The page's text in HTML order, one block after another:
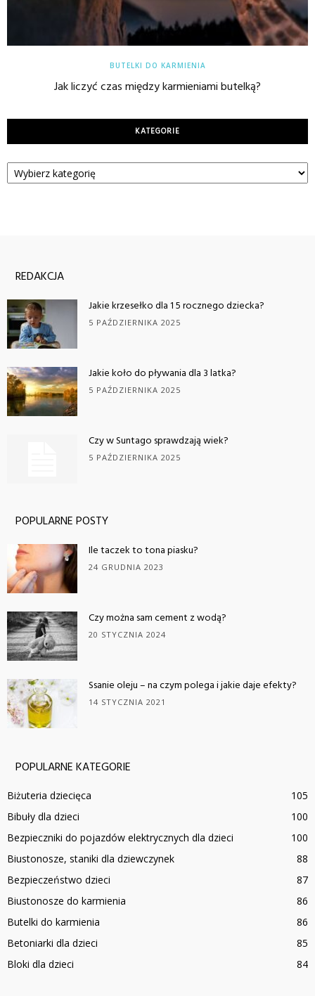
BUTELKI DO KARMIENIA
Jak liczyć czas między karmieniami butelką?
KATEGORIE
Kategorie
REDAKCJA
Jakie krzesełko dla 1 5 rocznego dziecka?
5 PAŹDZIERNIKA 2025
Jakie koło do pływania dla 3 latka?
5 PAŹDZIERNIKA 2025
Czy w Suntago sprawdzają wiek?
5 PAŹDZIERNIKA 2025
POPULARNE POSTY
Ile taczek to tona piasku?
24 GRUDNIA 2023
Czy można sam cement z wodą?
20 STYCZNIA 2024
Ssanie oleju – na czym polega i jakie daje efekty?
14 STYCZNIA 2021
POPULARNE KATEGORIE
Biżuteria dziecięca
105
Bibuły dla dzieci
100
Bezpieczniki do pojazdów elektrycznych dla dzieci
100
Biustonosze, staniki dla dziewczynek
88
Bezpieczeństwo dzieci
87
Biustonosze do karmienia
86
Butelki do karmienia
86
Betoniarki dla dzieci
85
Bloki dla dzieci
84